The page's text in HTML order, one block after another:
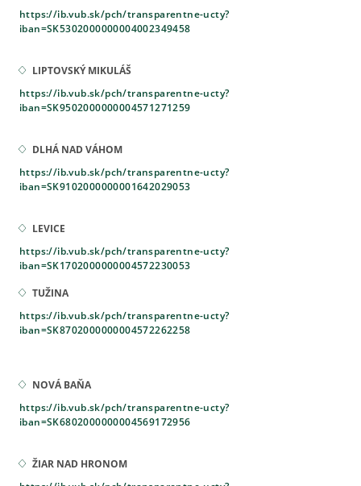
https://ib.vub.sk/pch/transparentne-ucty?
iban=SK5302000000004002349458
LIPTOVSKÝ MIKULÁŠ
https://ib.vub.sk/pch/transparentne-ucty?
iban=SK9502000000004571271259
DLHÁ NAD VÁHOM
https://ib.vub.sk/pch/transparentne-ucty?
iban=SK9102000000001642029053
LEVICE
https://ib.vub.sk/pch/transparentne-ucty?
iban=SK1702000000004572230053
TUŽINA
https://ib.vub.sk/pch/transparentne-ucty?
iban=SK8702000000004572262258
​NOVÁ BAŇA
https://ib.vub.sk/pch/transparentne-ucty?
iban=SK6802000000004569172956
ŽIAR NAD HRONOM